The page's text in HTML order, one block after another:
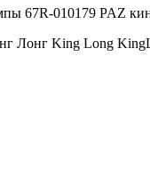
67R-010179 PAZ
Лонг King Long